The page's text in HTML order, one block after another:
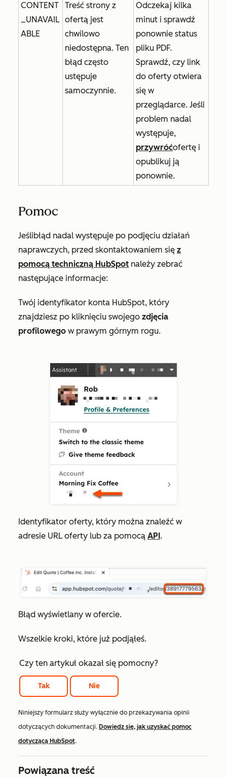
CONTENT
_UNAVAIL
ABLE
Treść strony z
ofertą jest
chwilowo
niedostępna. Ten
błąd często
ustępuje
samoczynnie.
Odczekaj kilka
minut i sprawdź
ponownie status
pliku PDF.
Sprawdź, czy link
do oferty otwiera
się w
przeglądarce. Jeśli
problem nadal
występuje,
przywróćofertę i
opublikuj ją
ponownie.
Pomoc
Jeślibłąd nadal występuje po podjęciu działań
naprawczych, przed skontaktowaniem się z
pomocą techniczną HubSpot należy zebrać
następujące informacje:
Twój identyfikator konta HubSpot, który
znajdziesz po kliknięciu swojego zdjęcia
profilowego w prawym górnym rogu.
Identyfikator oferty, który można znaleźć w
adresie URL oferty lub za pomocą API.
Błąd wyświetlany w ofercie.
Wszelkie kroki, które już podjąłeś.
Czy ten artykuł okazał się pomocny?
Tak Nie
Niniejszy formularz służy wyłącznie do przekazywania opinii
dotyczących dokumentacji. Dowiedz się, jak uzyskać pomoc
dotyczącą HubSpot.
Powiązana treść